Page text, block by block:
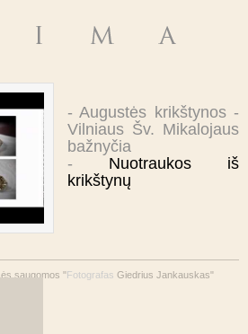
- Augustės krikštynos -
Vilniaus Šv. Mikalojaus
bažnyčia
- Nuotraukos iš
krikštynų
saugomos "Fotografas Giedrius Jankauskas"